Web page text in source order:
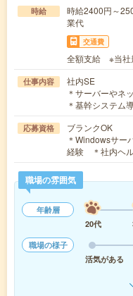
時給
時給2400円～
業代
交通費
全額支給 ※当社
仕事内容
社内SE
＊サーバーやネ
＊基幹システム
応募資格
ブランクOK
＊Windowsサー
経験 ＊社内ヘ
職場の雰囲気
年齢層
20代
職場の様子
活気がある